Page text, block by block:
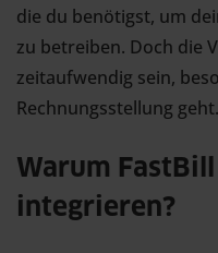
die du benötigst, um
zu betreiben. Doch die
zeitaufwendig sein,
Rechnungsstellung geht.
Warum
integrieren?